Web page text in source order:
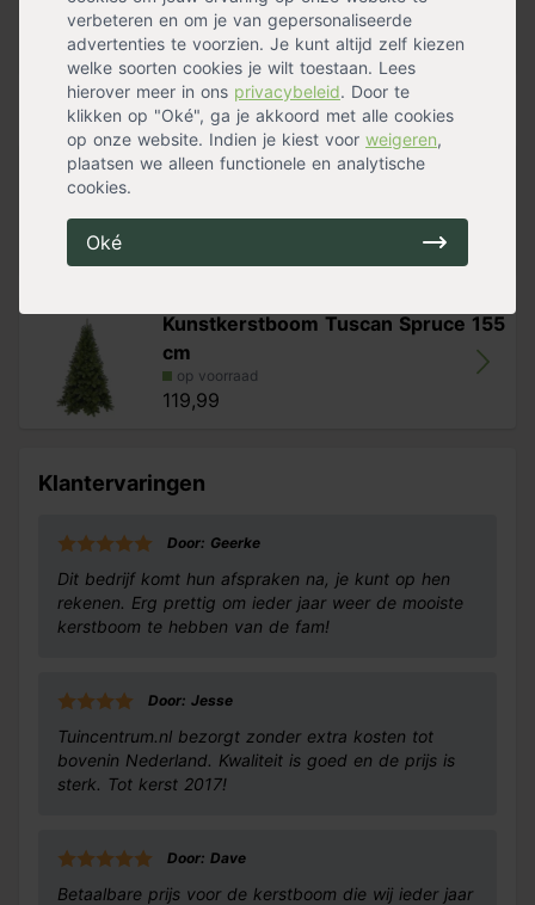
verbeteren en om je van gepersonaliseerde
advertenties te voorzien. Je kunt altijd zelf kiezen
welke soorten cookies je wilt toestaan. Lees
hierover meer in ons privacybeleid. Door te
klikken op "Oké", ga je akkoord met alle cookies
op onze website. Indien je kiest voor weigeren,
plaatsen we alleen functionele en analytische
cookies.
Oké
op voorraad
29,99
Alternatieven
Kunstkerstboom Tuscan Spruce 155
cm
op voorraad
119,99
Klantervaringen
Door: Geerke
Dit bedrijf komt hun afspraken na, je kunt op hen
rekenen. Erg prettig om ieder jaar weer de mooiste
kerstboom te hebben van de fam!
Door: Jesse
Tuincentrum.nl bezorgt zonder extra kosten tot
bovenin Nederland. Kwaliteit is goed en de prijs is
sterk. Tot kerst 2017!
Door: Dave
Betaalbare prijs voor de kerstboom die wij ieder jaar